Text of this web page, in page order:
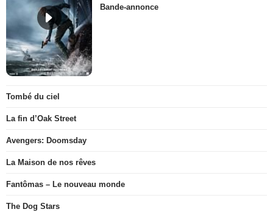
Bande-annonce
Tombé du ciel
La fin d’Oak Street
Avengers: Doomsday
La Maison de nos rêves
Fantômas – Le nouveau monde
The Dog Stars